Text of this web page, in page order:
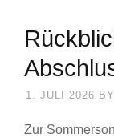
1. JULI 2026 BY
Zur